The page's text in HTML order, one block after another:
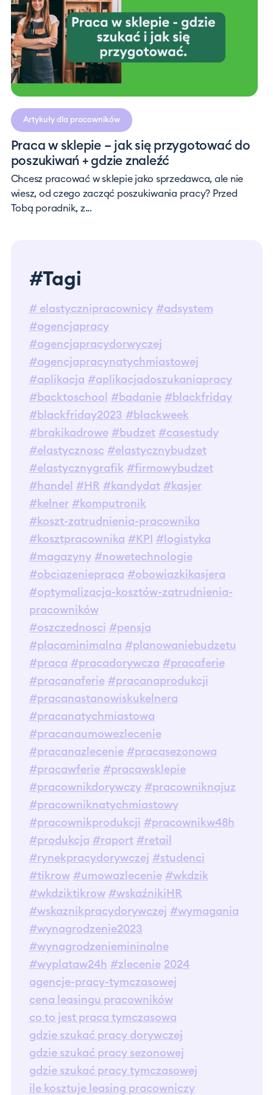
Artykuły dla pracowników
Praca w sklepie – jak się przygotować do
poszukiwań + gdzie znaleźć
Chcesz pracować w sklepie jako sprzedawca, ale nie
wiesz, od czego zacząć poszukiwania pracy? Przed
Tobą poradnik, z...
#Tagi
# elastycznipracownicy #adsystem
#agencjapracy
#agencjapracydorwyczej
#agencjapracynatychmiastowej
#aplikacja #aplikacjadoszukaniapracy
#backtoschool
#badanie #blackfriday
#blackfriday2023 #blackweek
#brakikadrowe #budzet #casestudy
#elastycznosc #elastycznybudzet
#elastycznygrafik #firmowybudzet
#handel #HR #kandydat #kasjer
#kelner #komputronik
#koszt-zatrudnienia-pracownika
#kosztpracownika #KPI
#logistyka
#magazyny #nowetechnologie
#obciazeniepraca #obowiazkikasjera
#optymalizacja-kosztów-zatrudnienia-
pracowników
#oszczednosci #pensja
#placaminimalna #planowaniebudzetu
#praca #pracadorywcza #pracaferie
#pracanaferie #pracanaprodukcji
#pracanastanowiskukelnera
#pracanatychmiastowa
#pracanaumowezlecenie
#pracanazlecenie #pracasezonowa
#pracawferie #pracawsklepie
#pracownikdorywczy #pracowniknajuz
#pracowniknatychmiastowy
#pracownikprodukcji #pracownikw48h
#produkcja #raport #retail
#rynekpracydorywczej #studenci
#tikrow #umowazlecenie #wkdzik
#wkdziktikrow #wskaźnikiHR
#wskaznikpracydorywczej #wymagania
#wynagrodzenie2023
#wynagrodzeniemininalne
#wyplataw24h #zlecenie 2024
agencje-pracy-tymczasowej
cena leasingu pracowników
co to jest praca tymczasowa
gdzie szukać pracy dorywczej
gdzie szukać pracy sezonowej
gdzie szukać pracy tymczasowej
ile kosztuje leasing pracowniczy